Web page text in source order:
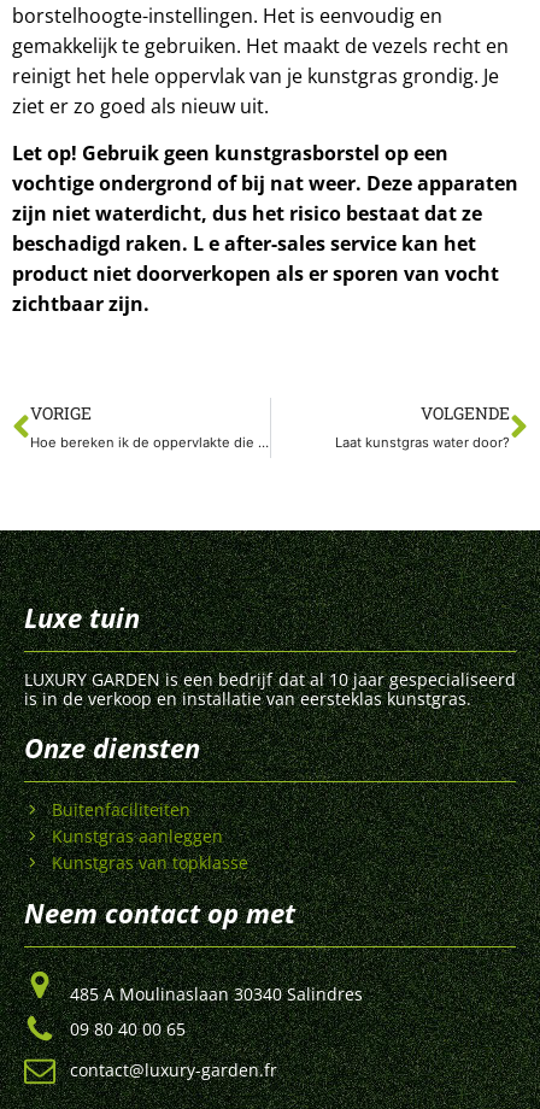
borstelhoogte-instellingen. Het is eenvoudig en
gemakkelijk te gebruiken. Het maakt de vezels recht en
reinigt het hele oppervlak van je kunstgras grondig. Je
ziet er zo goed als nieuw uit.
Let op! Gebruik geen kunstgrasborstel op een
vochtige ondergrond of bij nat weer. Deze apparaten
zijn niet waterdicht, dus het risico bestaat dat ze
beschadigd raken. Le after-sales service kan het
product niet doorverkopen als er sporen van vocht
zichtbaar zijn.
VORIGE
Hoe bereken ik de oppervlakte die ik moet bedekken met kunstgras? Een lay-out maken
VOLGENDE
Laat kunstgras water door?
Luxe tuin
LUXURY GARDEN is een bedrijf dat al 10 jaar gespecialiseerd
is in de verkoop en installatie van eersteklas kunstgras.
Onze diensten
Buitenfaciliteiten
Kunstgras aanleggen
Kunstgras van topklasse
Neem contact op met
485 A Moulinaslaan 30340 Salindres
09 80 40 00 65
contact@luxury-garden.fr